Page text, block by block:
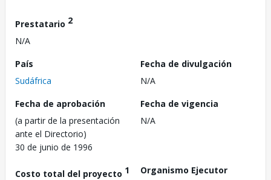
Prestatario 2
N/A
País
Sudáfrica
Fecha de divulgación
N/A
Fecha de aprobación
(a partir de la presentación
ante el Directorio)
30 de junio de 1996
Fecha de vigencia
N/A
Costo total del proyecto 1
Organismo Ejecutor